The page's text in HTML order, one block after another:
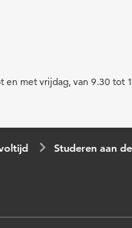
en met vrijdag, van 9.30 tot
Studeren aan